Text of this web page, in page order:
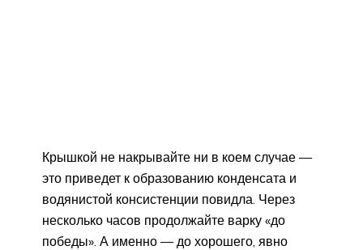
Крышкой не накрывайте ни в коем случае —
это приведет к образованию конденсата и
водянистой консистенции повидла. Через
несколько часов продолжайте варку «до
победы». А именно — до хорошего, явно